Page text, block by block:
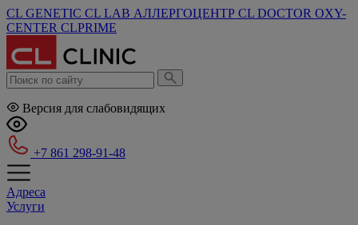
CL GENETIC CL LAB АЛЛЕРГОЦЕНТР CL DOCTOR OXY-
CENTER CLPRIME
Версия для слабовидящих
+7 861 298-91-48
Адреса
Услуги